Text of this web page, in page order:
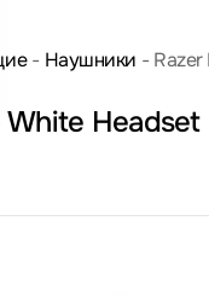
Наушники
White